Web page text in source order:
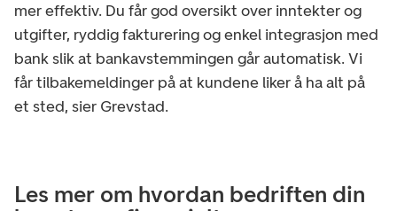
mer effektiv. Du får god oversikt over inntekter og
utgifter, ryddig fakturering og enkel integrasjon med
bank slik at bankavstemmingen går automatisk. Vi
får tilbakemeldinger på at kundene liker å ha alt på
et sted, sier Grevstad.
Les mer om hvordan bedriften din